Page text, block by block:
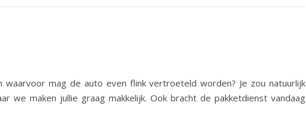
mag de auto even flink vertroeteld worden? Je zou natuurlijk
we maken jullie graag makkelijk. Ook bracht de pakketdienst vandaag